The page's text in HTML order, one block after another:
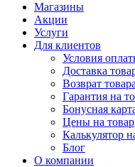
Магазины
Акции
Услуги
Для клиентов
Условия
Доставка
Возврат товара
Гарантия на
Бонусная
Цены на товар
Калькулятор
Блог
О компании